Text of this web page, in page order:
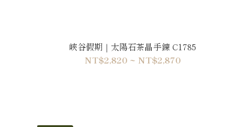
峽谷假期｜太陽石茶晶手鍊 C1785
NT$2,820 ~ NT$2,870